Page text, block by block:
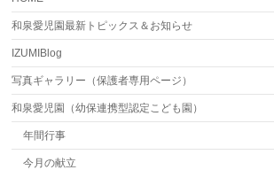
和泉愛児園最新トピックス＆お知らせ
IZUMIBlog
写真ギャラリー（保護者専用ページ）
和泉愛児園（幼保連携型認定こども園）
年間行事
今月の献立